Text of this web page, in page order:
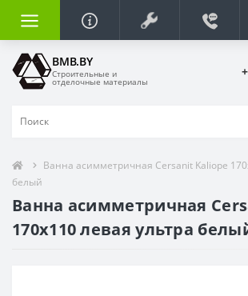
BMB.BY
Строительные и
отделочные материалы
Ванна асимметричная Cersanit Kaliope
белый
Ванна асимметричная
170x110 левая ультра